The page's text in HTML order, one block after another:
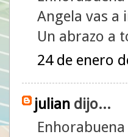
Angela vas a
Un abrazo a
24 de enero
julian dijo...